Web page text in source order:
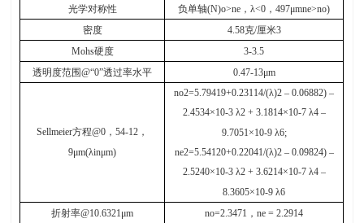
光学对称性
负单轴(N)o>ne ，λ<0 ，497μmne>no)
密度
4.58克/厘米3
Mohs硬度
3-3.5
透明度范围@“0”透过率水平 0.47-13μm
Sellmeier方程@0 ，54-12 ，
9μm(λinμm)
no2=5.79419+0.23114/(λ)2 – 0.06882) –
2.4534×10-3 λ2 + 3.1814×10-7 λ4 –
9.7051×10-9 λ6;
ne2=5.54120+0.22041/(λ)2 – 0.09824) –
2.5240×10-3 λ2 + 3.6214×10-7 λ4 –
8.3605×10-9 λ6
折射率@10.6321μm no=2.3471 ，ne = 2.2914